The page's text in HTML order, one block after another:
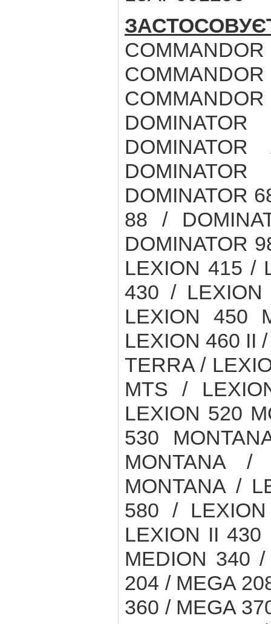
DOMINATOR
88 /
DOMINATOR
LEXION 415 /
430 /
LEXION 450
LEXION 460 II
TERRA /
MTS /
LEXION 520
530
MONTANA
MONTANA /
580 /
LEXION II
MEDION 340
204 / MEGA
360 / MEGA